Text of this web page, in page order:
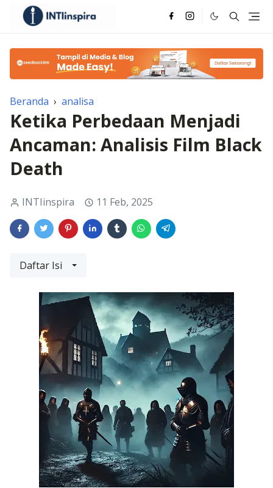
Beranda › analisa
Ketika Perbedaan Menjadi
Ancaman: Analisis Film Black
Death
INTIinspira 11 Feb, 2025
Daftar Isi